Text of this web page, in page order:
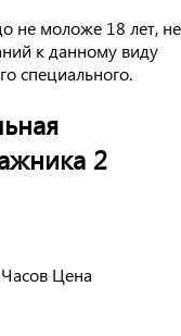
не моложе 18 лет, не
к данному виду
специального.
2
Часов Цена